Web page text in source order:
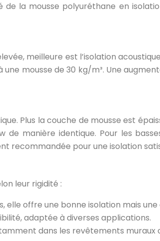
la mousse polyuréthane en
meilleure est l’isolation
mousse de 30 kg/m³. Une
Plus la couche de mousse est
de manière identique. Pour les
recommandée pour une isolation
leur rigidité :
elle offre une bonne isolation mais
adaptée à diverses applications.
dans les revêtements muraux